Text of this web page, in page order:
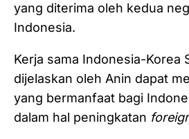
yang diterima oleh kedua
Indonesia.
Kerja sama Indonesia-Korea
dijelaskan oleh Anin dapat
yang bermanfaat bagi
dalam hal peningkatan